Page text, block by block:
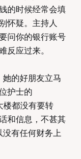
的时候经常会填
怀疑。主持人
问你的银行账号
反应过来。
的好朋友立马
护士的
楼都没有要转
和信息，不甚其
有任何财务上